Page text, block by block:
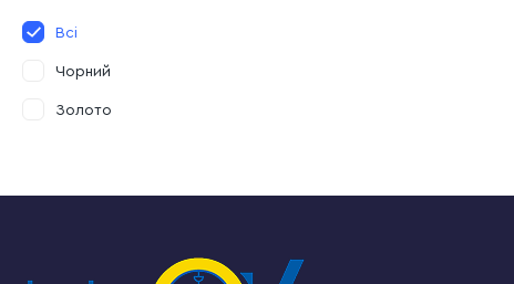
Всі
Чорний
Золото